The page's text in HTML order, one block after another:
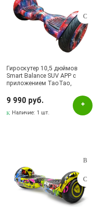
Гироскутер 10,5 дюймов
Smart Balance SUV APP с
приложением TaoTao,
9 990 руб.
Наличие: 1 шт.